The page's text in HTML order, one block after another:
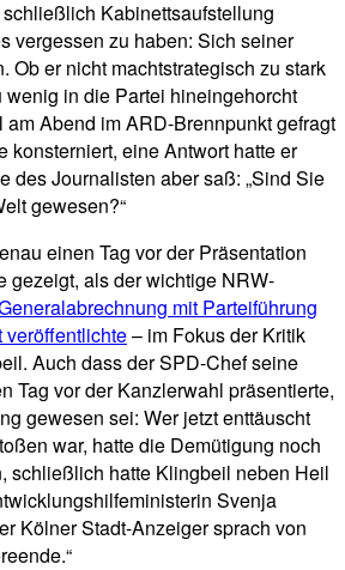
Kabinettsaufstellung
vergessen zu haben: Sich seiner
Ob er nicht machtstrategisch zu stark
in die Partei hineingehorcht
Abend im ARD-Brennpunkt gefragt
konsterniert, eine Antwort hatte er
des Journalisten aber saß: „Sind Sie
gewesen?“
einen Tag vor der Präsentation
gezeigt, als der wichtige NRW-
mit Parteiführung
veröffentlichte– im Fokus der Kritik
Auch dass der SPD-Chef seine
Tag vor der Kanzlerwahl präsentierte,
gewesen sei: Wer jetzt enttäuscht
war, hatte die Demütigung noch
schließlich hatte Klingbeil neben Heil
Svenja
Kölner Stadt-Anzeiger sprach von